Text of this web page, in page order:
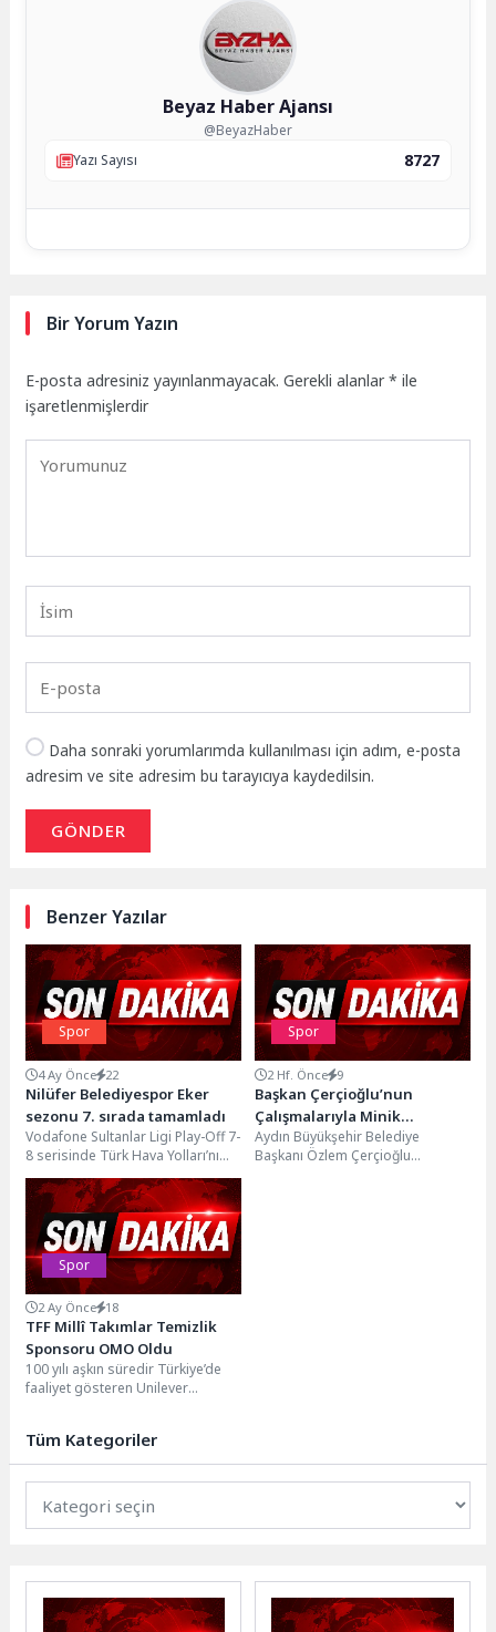
Beyaz Haber Ajansı
@BeyazHaber
Yazı Sayısı
8727
Bir Yorum Yazın
E-posta adresiniz yayınlanmayacak. Gerekli alanlar* ile
işaretlenmişlerdir
Daha sonraki yorumlarımda kullanılması için adım, e-posta
adresim ve site adresim bu tarayıcıya kaydedilsin.
GÖNDER
Benzer Yazılar
Spor
4 Ay Önce 22
Nilüfer Belediyespor Eker
sezonu 7. sırada tamamladı
Vodafone Sultanlar Ligi Play-Off 7-
8 serisinde Türk Hava Yolları’nı
ağırlayan Nilüfer Belediyespor
Eker Kadın Voleybol...
Spor
2 Hf. Önce 9
Başkan Çerçioğlu’nun
Çalışmalarıyla Minik
Sporcular Yaz Tatilinde
Voleybolla Buluşuyor
Aydın Büyükşehir Belediye
Başkanı Özlem Çerçioğlu
Spor
2 Ay Önce 18
TFF Millî Takımlar Temizlik
Sponsoru OMO Oldu
100 yılı aşkın süredir Türkiye’de
faaliyet gösteren Unilever
Tüm Kategoriler